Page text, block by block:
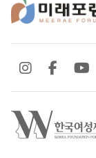
SNS 바로
SNS